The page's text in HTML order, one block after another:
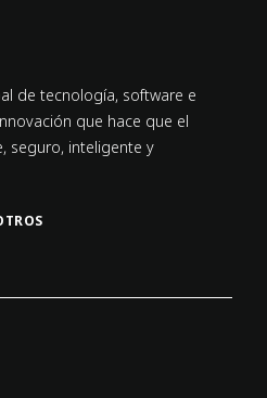
de tecnología, software e
que hace que el
seguro, inteligente y